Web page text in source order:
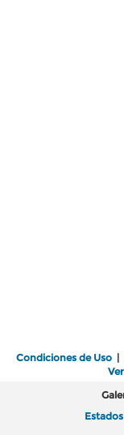
Condiciones de Uso |